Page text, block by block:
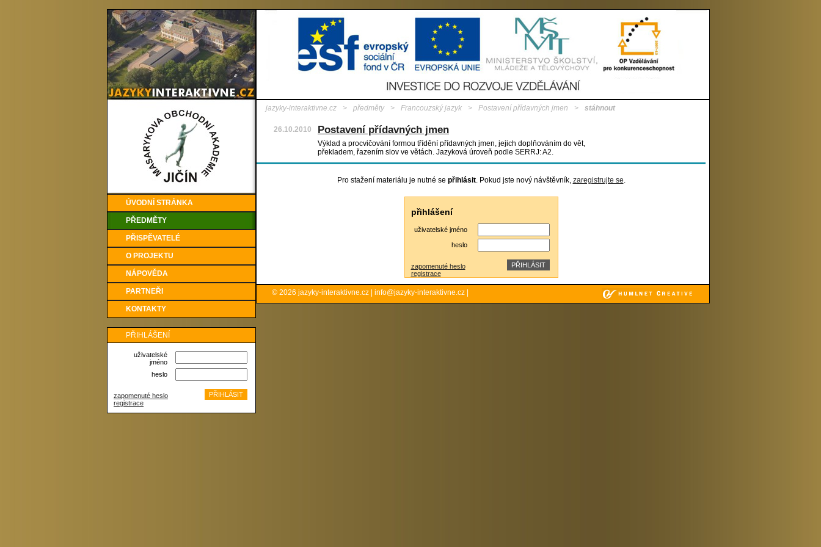
ÚVODNÍ STRÁNKA
PŘEDMĚTY
PŘISPĚVATELÉ
O PROJEKTU
NÁPOVĚDA
PARTNEŘI
KONTAKTY
PŘIHLÁŠENÍ
uživatelské
jméno
heslo
zapomenuté heslo
registrace
jazyky-interaktivne.cz > předměty > Francouzský jazyk > Postavení přídavných jmen > stáhnout
26.10.2010 Postavení přídavných jmen
Výklad a procvičování formou třídění přídavných jmen, jejich doplňováním do vět,
překladem, řazením slov ve větách. Jazyková úroveň podle SERRJ: A2.
Pro stažení materiálu je nutné se přihlásit. Pokud jste nový návštěvník, zaregistrujte se.
přihlášení
uživatelské jméno
heslo
zapomenuté heslo
registrace
© 2026 jazyky-interaktivne.cz info@jazyky-interaktivne.cz